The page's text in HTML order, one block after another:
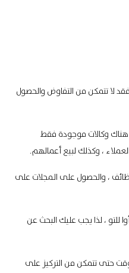
لا تتمكن من التفاوض والحصول
وكالات موجودة فقط
، وكذلك لبيع أعمالهم.
، والحصول على المجلات على
للتو ، لذا يجب عليك البحث عن
حتى تتمكن من التركيز على